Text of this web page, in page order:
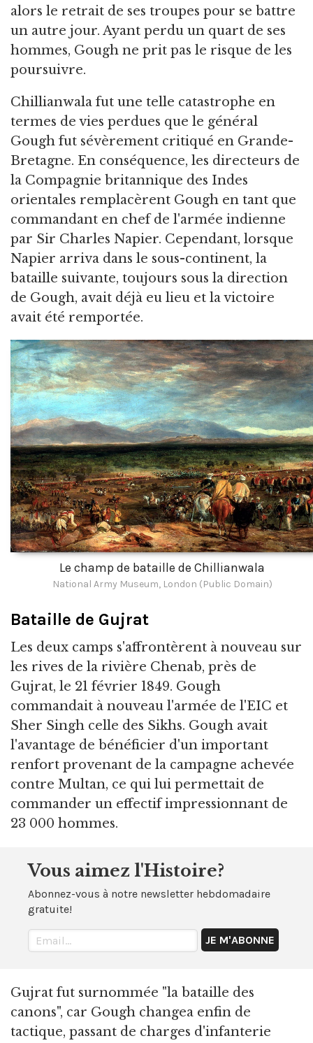
alors le retrait de ses troupes pour se battre
un autre jour. Ayant perdu un quart de ses
hommes, Gough ne prit pas le risque de les
poursuivre.
Chillianwala fut une telle catastrophe en
termes de vies perdues que le général
Gough fut sévèrement critiqué en Grande-
Bretagne. En conséquence, les directeurs de
la Compagnie britannique des Indes
orientales remplacèrent Gough en tant que
commandant en chef de l'armée indienne
par Sir Charles Napier. Cependant, lorsque
Napier arriva dans le sous-continent, la
bataille suivante, toujours sous la direction
de Gough, avait déjà eu lieu et la victoire
avait été remportée.
Le champ de bataille de Chillianwala
National Army Museum, London (Public Domain)
Bataille de Gujrat
Les deux camps s'affrontèrent à nouveau sur
les rives de la rivière Chenab, près de
Gujrat, le 21 février 1849. Gough
commandait à nouveau l'armée de l'EIC et
Sher Singh celle des Sikhs. Gough avait
l'avantage de bénéficier d'un important
renfort provenant de la campagne achevée
contre Multan, ce qui lui permettait de
commander un effectif impressionnant de
23 000 hommes.
Vous aimez l'Histoire?
Abonnez-vous à notre newsletter hebdomadaire
gratuite!
Gujrat fut surnommée "la bataille des
canons", car Gough changea enfin de
tactique, passant de charges d'infanterie